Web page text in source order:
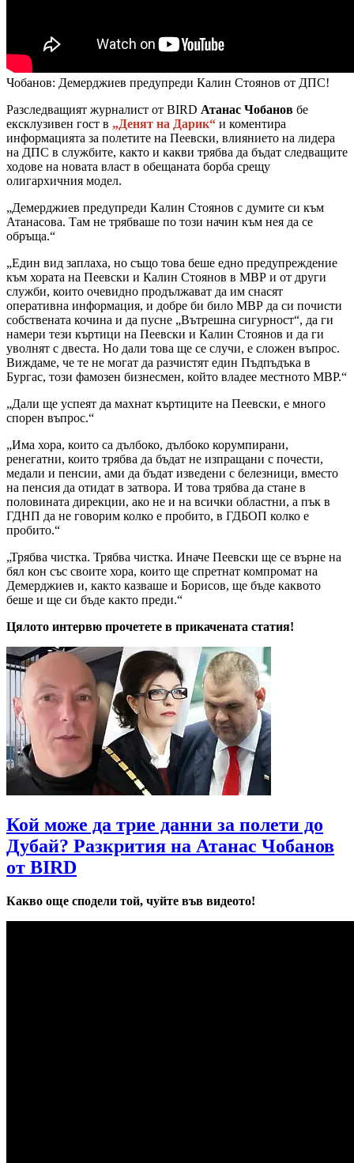
Чобанов: Демерджиев предупреди Калин Стоянов от ДПС!
Разследващият журналист от BIRD Атанас Чобанов бе
ексклузивен гост в „Денят на Дарик“ и коментира
информацията за полетите на Пеевски, влиянието на лидера
на ДПС в службите, както и какви трябва да бъдат следващите
ходове на новата власт в обещаната борба срещу
олигархичния модел.
„Демерджиев предупреди Калин Стоянов с думите си към
Атанасова. Там не трябваше по този начин към нея да се
обръща.“
„Един вид заплаха, но също това беше едно предупреждение
към хората на Пеевски и Калин Стоянов в МВР и от други
служби, които очевидно продължават да им снасят
оперативна информация, и добре би било МВР да си почисти
собствената кочина и да пусне „Вътрешна сигурност“, да ги
намери тези къртици на Пеевски и Калин Стоянов и да ги
уволнят с двеста. Но дали това ще се случи, е сложен въпрос.
Виждаме, че те не могат да разчистят един Пъдпъдъка в
Бургас, този фамозен бизнесмен, който владее местното МВР.“
„Дали ще успеят да махнат къртиците на Пеевски, е много
спорен въпрос.“
„Има хора, които са дълбоко, дълбоко корумпирани,
ренегатни, които трябва да бъдат не изпращани с почести,
медали и пенсии, ами да бъдат изведени с белезници, вместо
на пенсия да отидат в затвора. И това трябва да стане в
половината дирекции, ако не и на всички областни, а пък в
ГДНП да не говорим колко е пробито, в ГДБОП колко е
пробито.“
„Трябва чистка. Трябва чистка. Иначе Пеевски ще се върне на
бял кон със своите хора, които ще спретнат компромат на
Демерджиев и, както казваше и Борисов, ще бъде каквото
беше и ще си бъде както преди.“
Цялото интервю прочетете в прикачената статия!
Кой може да трие данни за полети до
Дубай? Разкрития на Атанас Чобанов
от BIRD
Какво още сподели той, чуйте във видеото!